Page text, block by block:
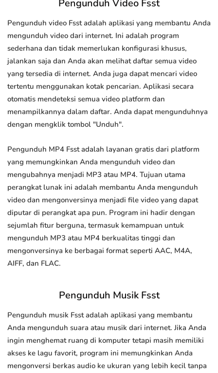
Pengunduh Video Fsst
Pengunduh video Fsst adalah aplikasi yang membantu Anda
mengunduh video dari internet. Ini adalah program
sederhana dan tidak memerlukan konfigurasi khusus,
jalankan saja dan Anda akan melihat daftar semua video
yang tersedia di internet. Anda juga dapat mencari video
tertentu menggunakan kotak pencarian. Aplikasi secara
otomatis mendeteksi semua video platform dan
menampilkannya dalam daftar. Anda dapat mengunduhnya
dengan mengklik tombol "Unduh".
Pengunduh MP4 Fsst adalah layanan gratis dari platform
yang memungkinkan Anda mengunduh video dan
mengubahnya menjadi MP3 atau MP4. Tujuan utama
perangkat lunak ini adalah membantu Anda mengunduh
video dan mengonversinya menjadi file video yang dapat
diputar di perangkat apa pun. Program ini hadir dengan
sejumlah fitur berguna, termasuk kemampuan untuk
mengunduh MP3 atau MP4 berkualitas tinggi dan
mengonversinya ke berbagai format seperti AAC, M4A,
AIFF, dan FLAC.
Pengunduh Musik Fsst
Pengunduh musik Fsst adalah aplikasi yang membantu
Anda mengunduh suara atau musik dari internet. Jika Anda
ingin menghemat ruang di komputer tetapi masih memiliki
akses ke lagu favorit, program ini memungkinkan Anda
mengonversi berkas audio ke ukuran yang lebih kecil tanpa